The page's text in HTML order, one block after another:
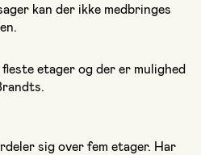
kan der ikke medbringes
etager og der er mulighed
sig over fem etager. Har